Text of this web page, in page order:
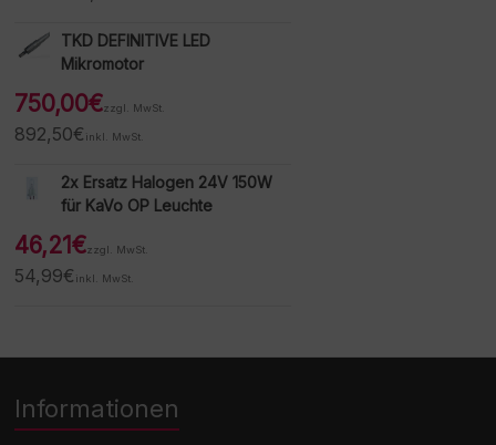
TKD DEFINITIVE LED
Mikromotor
750,00€zzgl. MwSt.
892,50€ inkl. MwSt.
2x Ersatz Halogen 24V 150W
für KaVo OP Leuchte
46,21€zzgl. MwSt.
54,99€ inkl. MwSt.
Informationen